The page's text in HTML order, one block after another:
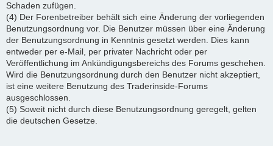
Schaden zufügen.
(4) Der Forenbetreiber behält sich eine Änderung der vorliegenden
Benutzungsordnung vor. Die Benutzer müssen über eine Änderung
der Benutzungsordnung in Kenntnis gesetzt werden. Dies kann
entweder per e-Mail, per privater Nachricht oder per
Veröffentlichung im Ankündigungsbereichs des Forums geschehen.
Wird die Benutzungsordnung durch den Benutzer nicht akzeptiert,
ist eine weitere Benutzung des Traderinside-Forums
ausgeschlossen.
(5) Soweit nicht durch diese Benutzungsordnung geregelt, gelten
die deutschen Gesetze.